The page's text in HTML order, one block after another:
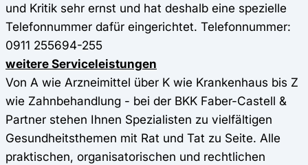
und Kritik sehr ernst und hat deshalb eine spezielle
Telefonnummer dafür eingerichtet. Telefonnummer:
0911 255694-255
weitere Serviceleistungen
Von A wie Arzneimittel über K wie Krankenhaus bis Z
wie Zahnbehandlung - bei der BKK Faber-Castell &
Partner stehen Ihnen Spezialisten zu vielfältigen
Gesundheitsthemen mit Rat und Tat zu Seite. Alle
praktischen, organisatorischen und rechtlichen